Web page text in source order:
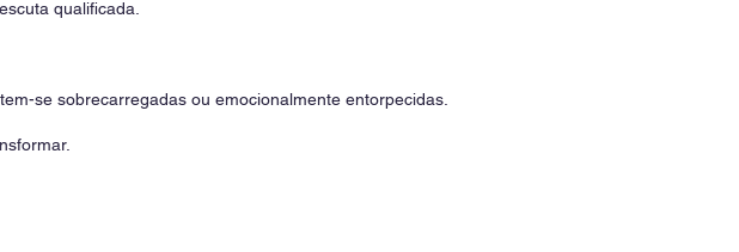
qualificada.
se sobrecarregadas ou emocionalmente entorpecidas.